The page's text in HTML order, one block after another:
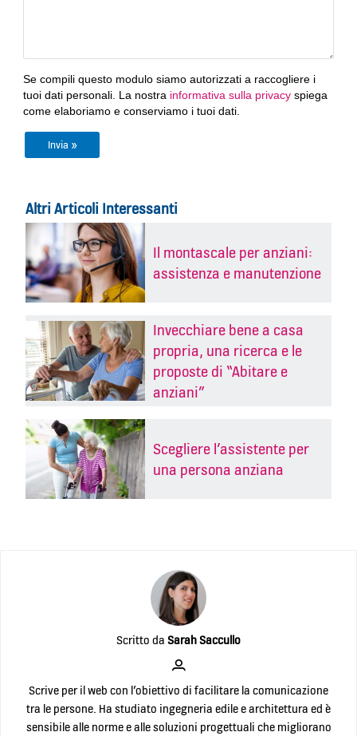
Se compili questo modulo siamo autorizzati a raccogliere i
tuoi dati personali. La nostra informativa sulla privacyspiega
come elaboriamo e conserviamo i tuoi dati.
Altri Articoli Interessanti
Il montascale per anziani:
assistenza e manutenzione
Invecchiare bene a casa
propria, una ricerca e le
proposte di “Abitare e
anziani”
Scegliere l’assistente per
una persona anziana
Scritto da Sarah Saccullo
Scrive per il web con l’obiettivo di facilitare la comunicazione
tra le persone. Ha studiato ingegneria edile e architettura ed è
sensibile alle norme e alle soluzioni progettuali che migliorano